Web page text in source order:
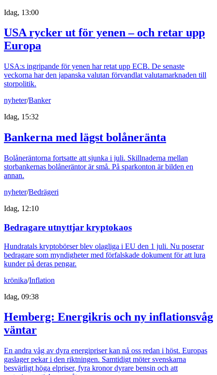
Idag, 13:00
USA rycker ut för yenen – och retar upp
Europa
USA:s ingripande för yenen har retat upp ECB. De senaste
veckorna har den japanska valutan förvandlat valutamarknaden till
storpolitik.
nyheter/Banker
Idag, 15:32
Bankerna med lägst bolåneränta
Bolåneräntorna fortsatte att sjunka i juli. Skillnaderna mellan
storbankernas bolåneräntor är små. På sparkonton är bilden en
annan.
nyheter/Bedrägeri
Idag, 12:10
Bedragare utnyttjar kryptokaos
Hundratals kryptobörser blev olagliga i EU den 1 juli. Nu poserar
bedragare som myndigheter med förfalskade dokument för att lura
kunder på deras pengar.
krönika/Inflation
Idag, 09:38
Hemberg: Energikris och ny inflationsvåg
väntar
En andra våg av dyra energipriser kan nå oss redan i höst. Europas
gaslager pekar i den riktningen. Samtidigt möter svenskarna
besvärligt höga elpriser, fyra kronor dyrare bensin och att